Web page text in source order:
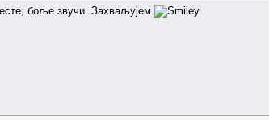
боље звучи. Захваљујем.